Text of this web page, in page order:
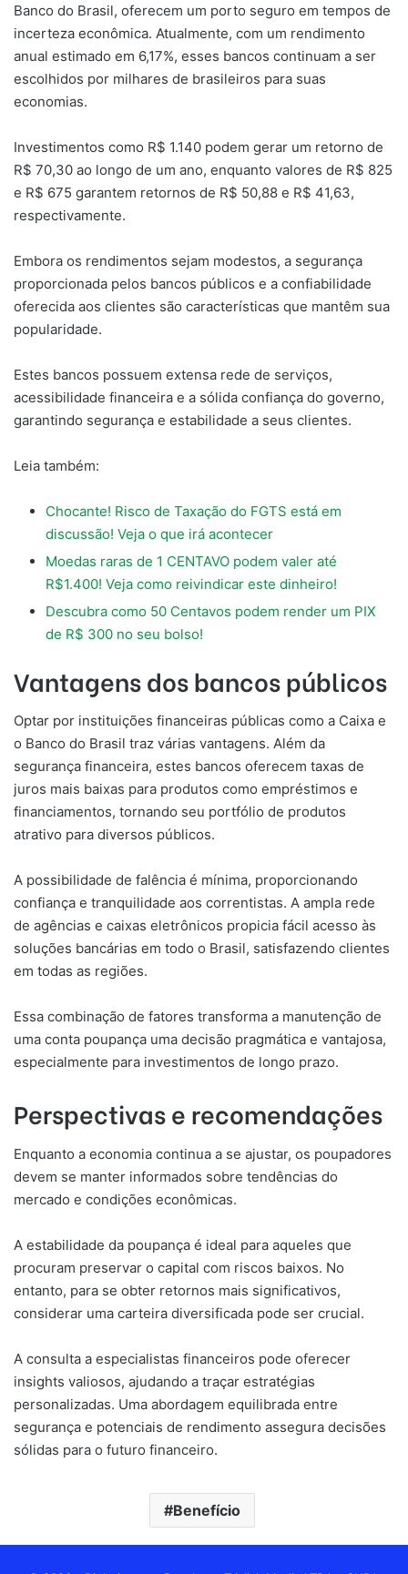
Banco do Brasil, oferecem um porto seguro em tempos de
incerteza econômica. Atualmente, com um rendimento
anual estimado em 6,17%, esses bancos continuam a ser
escolhidos por milhares de brasileiros para suas
economias.
Investimentos como R$ 1.140 podem gerar um retorno de
R$ 70,30 ao longo de um ano, enquanto valores de R$ 825
e R$ 675 garantem retornos de R$ 50,88 e R$ 41,63,
respectivamente.
Embora os rendimentos sejam modestos, a segurança
proporcionada pelos bancos públicos e a confiabilidade
oferecida aos clientes são características que mantêm sua
popularidade.
Estes bancos possuem extensa rede de serviços,
acessibilidade financeira e a sólida confiança do governo,
garantindo segurança e estabilidade a seus clientes.
Leia também:
Chocante! Risco de Taxação do FGTS está em
discussão! Veja o que irá acontecer
Moedas raras de 1 CENTAVO podem valer até
R$1.400! Veja como reivindicar este dinheiro!
Descubra como 50 Centavos podem render um PIX
de R$ 300 no seu bolso!
Vantagens dos bancos públicos
Optar por instituições financeiras públicas como a Caixa e
o Banco do Brasil traz várias vantagens. Além da
segurança financeira, estes bancos oferecem taxas de
juros mais baixas para produtos como empréstimos e
financiamentos, tornando seu portfólio de produtos
atrativo para diversos públicos.
A possibilidade de falência é mínima, proporcionando
confiança e tranquilidade aos correntistas. A ampla rede
de agências e caixas eletrônicos propicia fácil acesso às
soluções bancárias em todo o Brasil, satisfazendo clientes
em todas as regiões.
Essa combinação de fatores transforma a manutenção de
uma conta poupança uma decisão pragmática e vantajosa,
especialmente para investimentos de longo prazo.
Perspectivas e recomendações
Enquanto a economia continua a se ajustar, os poupadores
devem se manter informados sobre tendências do
mercado e condições econômicas.
A estabilidade da poupança é ideal para aqueles que
procuram preservar o capital com riscos baixos. No
entanto, para se obter retornos mais significativos,
considerar uma carteira diversificada pode ser crucial.
A consulta a especialistas financeiros pode oferecer
insights valiosos, ajudando a traçar estratégias
personalizadas. Uma abordagem equilibrada entre
segurança e potenciais de rendimento assegura decisões
sólidas para o futuro financeiro.
Benefício